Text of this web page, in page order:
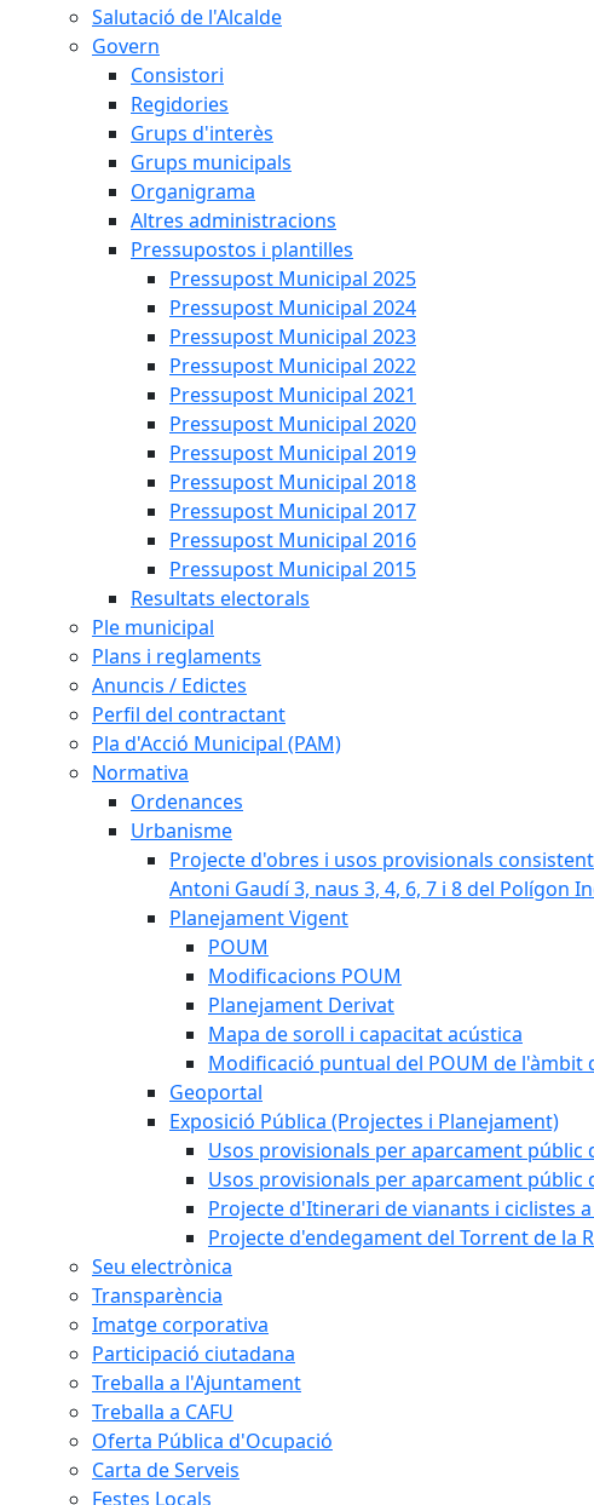
Salutació de l'Alcalde
Govern
Consistori
Regidories
Grups d'interès
Grups municipals
Organigrama
Altres administracions
Pressupostos i plantilles
Pressupost Municipal 2025
Pressupost Municipal 2024
Pressupost Municipal 2023
Pressupost Municipal 2022
Pressupost Municipal 2021
Pressupost Municipal 2020
Pressupost Municipal 2019
Pressupost Municipal 2018
Pressupost Municipal 2017
Pressupost Municipal 2016
Pressupost Municipal 2015
Resultats electorals
Ple municipal
Plans i reglaments
Anuncis / Edictes
Perfil del contractant
Pla d'Acció Municipal (PAM)
Normativa
Ordenances
Urbanisme
Projecte d'obres i usos provisionals
Antoni Gaudí 3, naus 3, 4, 6, 7 i 8 del Polígon
Planejament Vigent
POUM
Modificacions POUM
Planejament Derivat
Mapa de soroll i capacitat acústica
Modificació puntual del POUM de l'àmbit
Geoportal
Exposició Pública (Projectes i Planejament)
Usos provisionals per aparcament públic
Usos provisionals per aparcament públic
Projecte d'Itinerari de vianants i ciclistes
Projecte d'endegament del Torrent de la
Seu electrònica
Transparència
Imatge corporativa
Participació ciutadana
Treballa a l'Ajuntament
Treballa a CAFU
Oferta Pública d'Ocupació
Carta de Serveis
Festes Locals